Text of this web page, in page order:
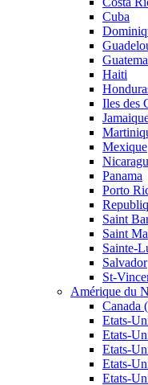
Cuba
Haiti
Iles des
Mexique
Panama
Porto
Saint
Saint
Sainte-
Salvador
St-
Amérique du
Canada
Etats-
Etats-
Etats-
Etats-
Etats-